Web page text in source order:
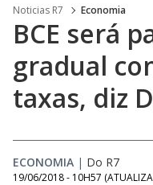
Noticias R7 Economia
BCE será
gradual
taxas, diz
ECONOMIA | Do R7
19/06/2018 - 10H57